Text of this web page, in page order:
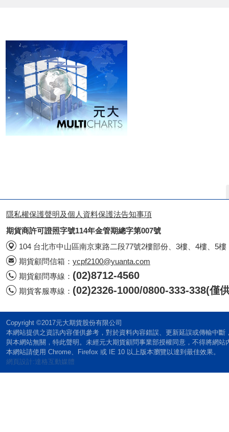
隱私權保護聲明及個人資料保護法告知事項
期貨商許可證照字號114年金管期總字第007號
104 台北市中山區南京東路二段77號2樓部份、3樓、4樓、5樓
期貨顧問信箱： ycpf2100@yuanta.com
期貨顧問專線： (02)8712-4560
期貨客服專線： (02)2326-1000/0800-333-338(僅
Copyright ©2017元大期貨股份有限公司
本網站提供之資訊內容僅供參考，對於資料內容錯誤、更新延誤或傳輸中
與本網站無關，特此聲明。未經元大期貨顧問事業部授權同意，不得將網站
本網站請使用 Chrome、Firefox 或 IE 10 以上版本瀏覽以達到最佳效果。
網頁設計:達格互動媒體